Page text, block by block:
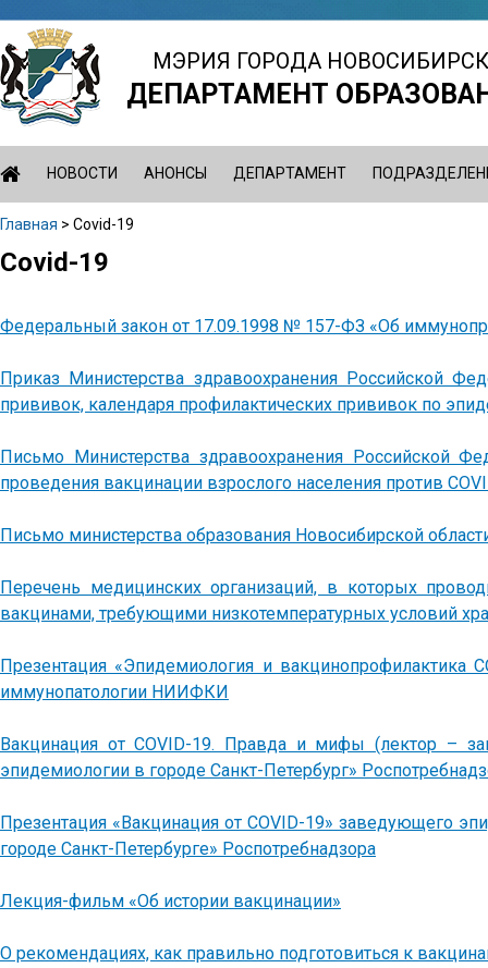
Jump
to
navigation
МЭРИЯ ГОРОДА
ДЕПАРТАМЕНТ
НОВОСТИ АНОНСЫ ДЕПАРТАМЕНТ
Вы
Главная > Covid-19
Back
Covid-19
Федеральный закон от 17.09.1998 № 157-ФЗ «Об
Приказ Министерства здравоохранения Российской
прививок, календаря профилактических прививок по
Письмо Министерства здравоохранения Российской
проведения вакцинации взрослого населения против
Письмо министерства образования Новосибирской
Перечень медицинских организаций, в которых
вакцинами, требующими низкотемпературных условий
Презентация «Эпидемиология и вакцинопрофилактика
иммунопатологии НИИФКИ
Вакцинация от COVID-19. Правда и мифы (лектор –
эпидемиологии в городе Санкт-Петербург»
Презентация «Вакцинация от COVID-19» заведующего
городе Санкт-Петербурге» Роспотребнадзора
Лекция-фильм «Об истории вакцинации»
О рекомендациях, как правильно подготовиться к